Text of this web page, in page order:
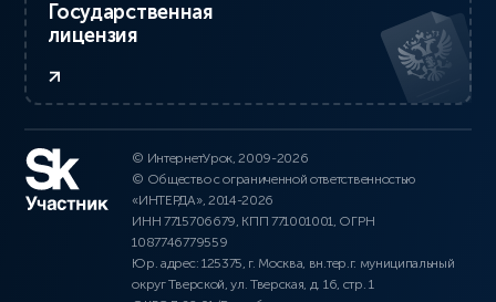
Государственная
лицензия
© ИнтернетУрок, 2009-2026
© Общество с ограниченной ответственностью
«ИНТЕРДА», 2014-2026
ИНН 7715706679, КПП 771001001, ОГРН
1087746779559
Юр. адрес: 125375, г. Москва, вн.тер.г. муниципальный
округ Тверской, ул. Тверская, д. 16, стр. 1